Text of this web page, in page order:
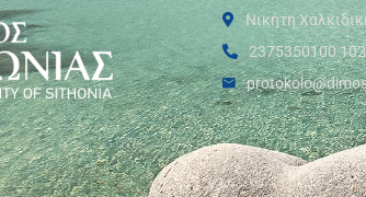
Νικήτη
2375350100 102